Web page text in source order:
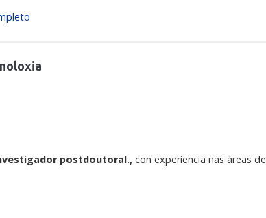
postdoutoral., con experiencia nas áreas de